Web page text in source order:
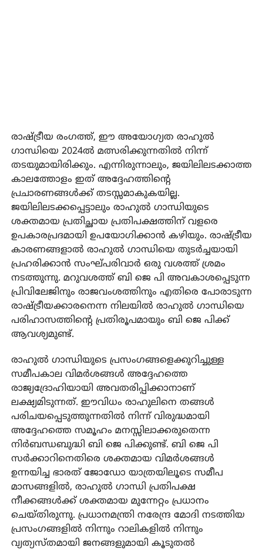
രാഷ്ട്രീയ രംഗത്ത്, ഈ അയോഗ്യത രാഹുല്‍
ഗാന്ധിയെ 2024ല്‍ മത്സരിക്കുന്നതില്‍ നിന്ന്
തടയുമായിരിക്കും. എന്നിരുന്നാലും, ജയിലിലടക്കാത്ത
കാലത്തോളം ഇത് അദ്ദേഹത്തിന്റെ
പ്രചാരണങ്ങള്‍ക്ക് തടസ്സമാകുകയില്ല.
ജയിലിലടക്കപ്പെട്ടാലും രാഹുല്‍ ഗാന്ധിയുടെ
ശക്തമായ പ്രതിച്ഛായ പ്രതിപക്ഷത്തിന് വളരെ
ഉപകാരപ്രദമായി ഉപയോഗിക്കാന്‍ കഴിയും. രാഷ്ട്രീയ
കാരണങ്ങളാല്‍ രാഹുല്‍ ഗാന്ധിയെ തുടര്‍ച്ചയായി
പ്രഹരിക്കാന്‍ സംഘ്പരിവാര്‍ ഒരു വശത്ത് ശ്രമം
നടത്തുന്നു. മറുവശത്ത് ബി ജെ പി അവകാശപ്പെടുന്ന
പ്രിവിലേജിനും രാജവംശത്തിനും എതിരെ പോരാടുന്ന
രാഷ്ട്രീയക്കാരനെന്ന നിലയില്‍ രാഹുല്‍ ഗാന്ധിയെ
പരിഹാസത്തിന്റെ പ്രതിരൂപമായും ബി ജെ പിക്ക്
ആവശ്യമുണ്ട്.
രാഹുല്‍ ഗാന്ധിയുടെ പ്രസംഗങ്ങളെക്കുറിച്ചുള്ള
സമീപകാല വിമര്‍ശങ്ങള്‍ അദ്ദേഹത്തെ
രാജ്യദ്രോഹിയായി അവതരിപ്പിക്കാനാണ്
ലക്ഷ്യമിടുന്നത്. ഈവിധം രാഹുലിനെ തങ്ങള്‍
പരിചയപ്പെടുത്തുന്നതില്‍ നിന്ന് വിരുദ്ധമായി
അദ്ദേഹത്തെ സമൂഹം മനസ്സിലാക്കരുതെന്ന
നിര്‍ബന്ധബുദ്ധി ബി ജെ പിക്കുണ്ട്. ബി ജെ പി
സര്‍ക്കാറിനെതിരെ ശക്തമായ വിമര്‍ശങ്ങള്‍
ഉന്നയിച്ച ഭാരത് ജോഡോ യാത്രയിലൂടെ സമീപ
മാസങ്ങളില്‍, രാഹുല്‍ ഗാന്ധി പ്രതിപക്ഷ
നീക്കങ്ങള്‍ക്ക് ശക്തമായ മുന്നേറ്റം പ്രധാനം
ചെയ്തിരുന്നു. പ്രധാനമന്ത്രി നരേന്ദ്ര മോദി നടത്തിയ
പ്രസംഗങ്ങളില്‍ നിന്നും റാലികളില്‍ നിന്നും
വ്യത്യസ്തമായി ജനങ്ങളുമായി കൂടുതല്‍